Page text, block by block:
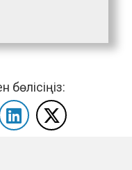
бөлісіңіз: